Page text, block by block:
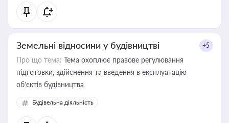
Земельні відносини у будівництві +5
Про що тема: Тема охоплює правове регулювання
підготовки, здійснення та введення в експлуатацію
об’єктів будівництва
Будівельна діяльність